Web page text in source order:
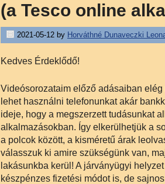
(a Tesco online
2021-05-12 by Horváthné Dunaveczki
Kedves Érdeklődő!
Videósorozataim előző adásaiban
lehet használni telefonunkat akár
ideje, hogy a megszerzett tudásunkat
alkalmazásokban. Így elkerülhetjük a
a polcok között, a kisméretű árak
válasszuk ki amire szükségünk van,
lakásunkba kerül! A járványügyi
készpénzes fizetési módot is, de